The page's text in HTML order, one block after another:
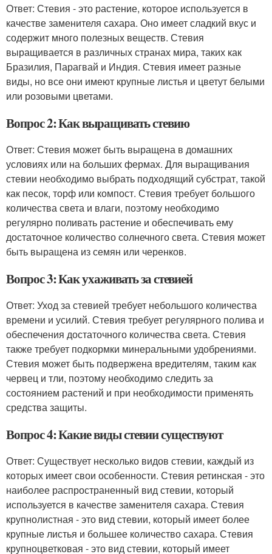
Ответ: Стевия - это растение, которое используется в
качестве заменителя сахара. Оно имеет сладкий вкус и
содержит много полезных веществ. Стевия
выращивается в различных странах мира, таких как
Бразилия, Парагвай и Индия. Стевия имеет разные
виды, но все они имеют крупные листья и цветут белыми
или розовыми цветами.
Вопрос 2: Как выращивать стевию
Ответ: Стевия может быть выращена в домашних
условиях или на больших фермах. Для выращивания
стевии необходимо выбрать подходящий субстрат, такой
как песок, торф или компост. Стевия требует большого
количества света и влаги, поэтому необходимо
регулярно поливать растение и обеспечивать ему
достаточное количество солнечного света. Стевия может
быть выращена из семян или черенков.
Вопрос 3: Как ухаживать за стевией
Ответ: Уход за стевией требует небольшого количества
времени и усилий. Стевия требует регулярного полива и
обеспечения достаточного количества света. Стевия
также требует подкормки минеральными удобрениями.
Стевия может быть подвержена вредителям, таким как
червец и тли, поэтому необходимо следить за
состоянием растений и при необходимости применять
средства защиты.
Вопрос 4: Какие виды стевии существуют
Ответ: Существует несколько видов стевии, каждый из
которых имеет свои особенности. Стевия ретинская - это
наиболее распространенный вид стевии, который
используется в качестве заменителя сахара. Стевия
крупнолистная - это вид стевии, который имеет более
крупные листья и большее количество сахара. Стевия
крупноцветковая - это вид стевии, который имеет